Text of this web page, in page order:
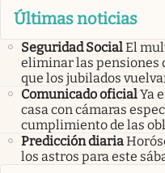
Últimas noticias
Seguridad SocialEl
eliminar las pensiones
que los jubilados
Comunicado oficialYa
casa con cámaras
cumplimiento de las
Predicción diaria
los astros para este